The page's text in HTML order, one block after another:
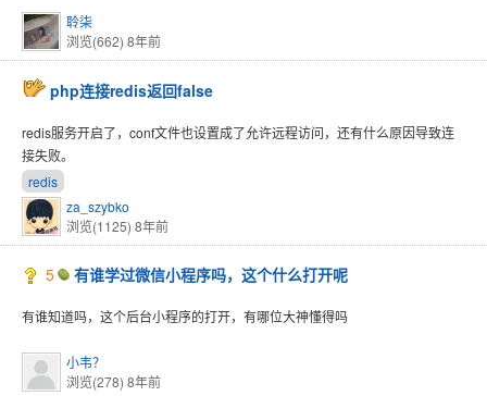
聆柒
浏览(662) 8年前
php连接redis返回false
redis服务开启了，conf文件也设置成了允许远程访问，还有什么原因导致连
接失败。
redis
za_szybko
浏览(1125) 8年前
5 有谁学过微信小程序吗，这个什么打开呢
有谁知道吗，这个后台小程序的打开，有哪位大神懂得吗
小韦？
浏览(278) 8年前